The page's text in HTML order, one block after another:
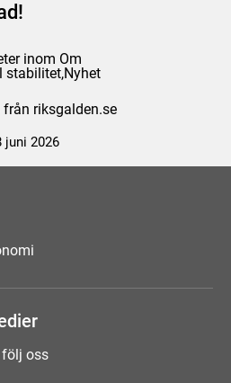
inom Om
stabilitet,Nyhet
från riksgalden.se
juni 2026
följ oss